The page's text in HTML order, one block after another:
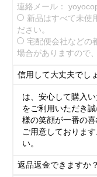
連絡メール：
新品はすべて未使
ださい。
宅配便会社などの
場合がありますので
信用して大丈夫でし
は、安心して購入
をご利用いただき
様の笑顔が一番の
ご用意しておりま
い。
返品返金できますか？